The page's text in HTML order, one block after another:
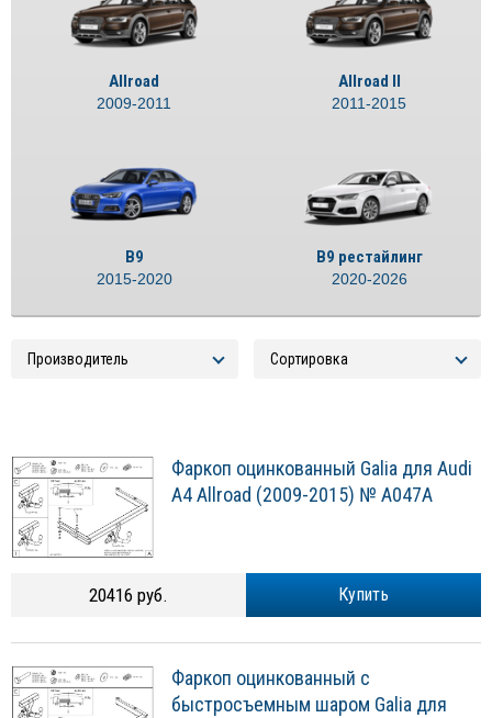
Allroad
2009-2011
Allroad II
2011-2015
B9
2015-2020
B9 рестайлинг
2020-2026
Фаркоп оцинкованный Galia для Audi
A4 Allroad (2009-2015) № A047A
Купить
20416 руб.
Фаркоп оцинкованный с
быстросъемным шаром Galia для